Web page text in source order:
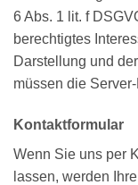
6 Abs. 1 lit. f
berechtigtes
Darstellung und
müssen die
Kontaktformular
Wenn Sie uns per
lassen, werden